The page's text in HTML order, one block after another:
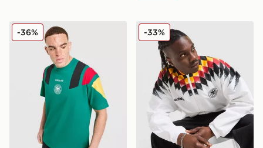
adidas Originals Germany EQT T-Shirt
-36% adidas Germany '94 Retro
-33%